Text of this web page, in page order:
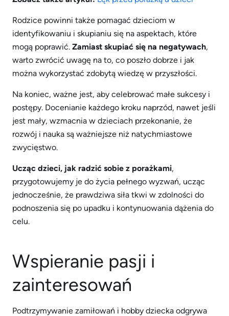
Rodzice powinni także pomagać dzieciom w
identyfikowaniu i skupianiu się na aspektach, które
mogą poprawić. Zamiast skupiać się na negatywach,
warto zwrócić uwagę na to, co poszło dobrze i jak
można wykorzystać zdobytą wiedzę w przyszłości.
Na koniec, ważne jest, aby celebrować małe sukcesy i
postępy. Docenianie każdego kroku naprzód, nawet jeśli
jest mały, wzmacnia w dzieciach przekonanie, że
rozwój i nauka są ważniejsze niż natychmiastowe
zwycięstwo.
Ucząc dzieci, jak radzić sobie z porażkami,
przygotowujemy je do życia pełnego wyzwań, ucząc
jednocześnie, że prawdziwa siła tkwi w zdolności do
podnoszenia się po upadku i kontynuowania dążenia do
celu.
Wspieranie pasji i
zainteresowań
Podtrzymywanie zamiłowań i hobby dziecka odgrywa